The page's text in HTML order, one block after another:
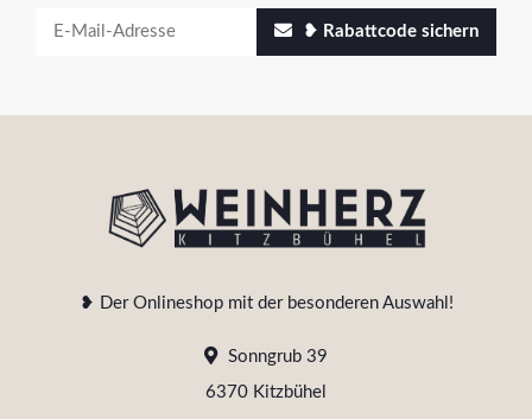
❥ Rabattcode sichern
❥ Der Onlineshop mit der besonderen Auswahl!
Sonngrub 39
6370 Kitzbühel